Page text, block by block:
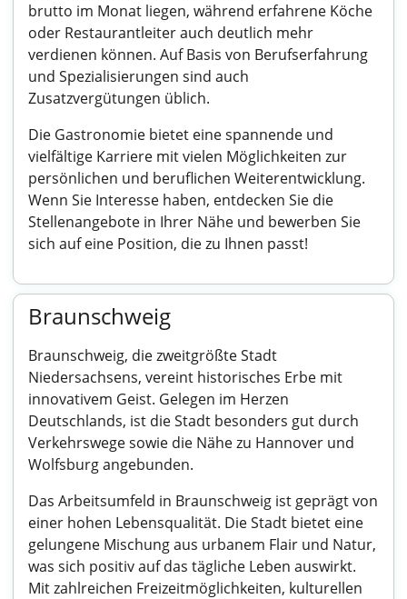
brutto im Monat liegen, während erfahrene Köche
oder Restaurantleiter auch deutlich mehr
verdienen können. Auf Basis von Berufserfahrung
und Spezialisierungen sind auch
Zusatzvergütungen üblich.
Die Gastronomie bietet eine spannende und
vielfältige Karriere mit vielen Möglichkeiten zur
persönlichen und beruflichen Weiterentwicklung.
Wenn Sie Interesse haben, entdecken Sie die
Stellenangebote in Ihrer Nähe und bewerben Sie
sich auf eine Position, die zu Ihnen passt!
Braunschweig
Braunschweig, die zweitgrößte Stadt
Niedersachsens, vereint historisches Erbe mit
innovativem Geist. Gelegen im Herzen
Deutschlands, ist die Stadt besonders gut durch
Verkehrswege sowie die Nähe zu Hannover und
Wolfsburg angebunden.
Das Arbeitsumfeld in Braunschweig ist geprägt von
einer hohen Lebensqualität. Die Stadt bietet eine
gelungene Mischung aus urbanem Flair und Natur,
was sich positiv auf das tägliche Leben auswirkt.
Mit zahlreichen Freizeitmöglichkeiten, kulturellen